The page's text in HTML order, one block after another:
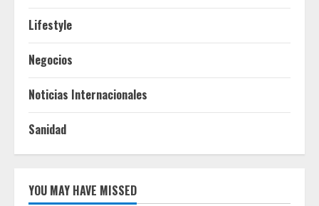
Lifestyle
Negocios
Noticias Internacionales
Sanidad
YOU MAY HAVE MISSED